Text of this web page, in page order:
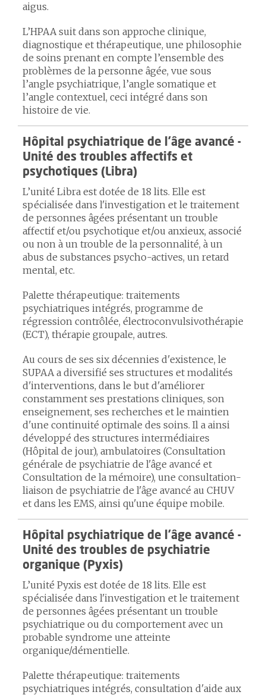
aigus.
L’HPAA suit dans son approche clinique,
diagnostique et thérapeutique, une philosophie
de soins prenant en compte l’ensemble des
problèmes de la personne âgée, vue sous
l’angle psychiatrique, l’angle somatique et
l’angle contextuel, ceci intégré dans son
histoire de vie.
Hôpital psychiatrique de l'âge avancé -
Unité des troubles affectifs et
psychotiques (Libra)
L’unité Libra est dotée de 18 lits. Elle est
spécialisée dans l'investigation et le traitement
de personnes âgées présentant un trouble
affectif et/ou psychotique et/ou anxieux, associé
ou non à un trouble de la personnalité, à un
abus de substances psycho-actives, un retard
mental, etc.
Palette thérapeutique: traitements
psychiatriques intégrés, programme de
régression contrôlée, électroconvulsivothérapie
(ECT), thérapie groupale, autres.
Au cours de ses six décennies d'existence, le
SUPAA a diversifié ses structures et modalités
d'interventions, dans le but d'améliorer
constamment ses prestations cliniques, son
enseignement, ses recherches et le maintien
d'une continuité optimale des soins. Il a ainsi
développé des structures intermédiaires
(Hôpital de jour), ambulatoires (Consultation
générale de psychiatrie de l'âge avancé et
Consultation de la mémoire), une consultation-
liaison de psychiatrie de l'âge avancé au CHUV
et dans les EMS, ainsi qu'une équipe mobile.
Hôpital psychiatrique de l'âge avancé -
Unité des troubles de psychiatrie
organique (Pyxis)
L’unité Pyxis est dotée de 18 lits. Elle est
spécialisée dans l'investigation et le traitement
de personnes âgées présentant un trouble
psychiatrique ou du comportement avec un
probable syndrome une atteinte
organique/démentielle.
Palette thérapeutique: traitements
psychiatriques intégrés, consultation d'aide aux